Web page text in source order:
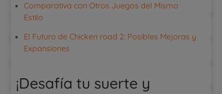
Comparativa con Otros Juegos del Mismo
Estilo
El Futuro de Chicken road 2: Posibles Mejoras y
Expansiones
¡Desafía tu suerte y